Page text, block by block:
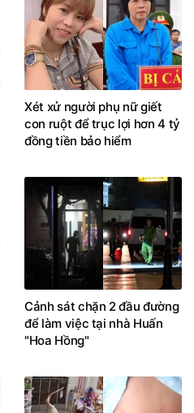
Xét xử người phụ nữ giết
con ruột để trục lợi hơn 4 tỷ
đồng tiền bảo hiểm
Cảnh sát chặn 2 đầu đường
để làm việc tại nhà Huấn
"Hoa Hồng"